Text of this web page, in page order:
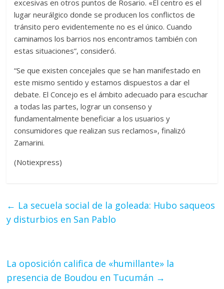
excesivas en otros puntos de Rosario. «El centro es el
lugar neurálgico donde se producen los conflictos de
tránsito pero evidentemente no es el único. Cuando
caminamos los barrios nos encontramos también con
estas situaciones”, consideró.
“Se que existen concejales que se han manifestado en
este mismo sentido y estamos dispuestos a dar el
debate. El Concejo es el ámbito adecuado para escuchar
a todas las partes, lograr un consenso y
fundamentalmente beneficiar a los usuarios y
consumidores que realizan sus reclamos», finalizó
Zamarini.
(Notiexpress)
← La secuela social de la goleada: Hubo saqueos
y disturbios en San Pablo
La oposición califica de «humillante» la
presencia de Boudou en Tucumán →